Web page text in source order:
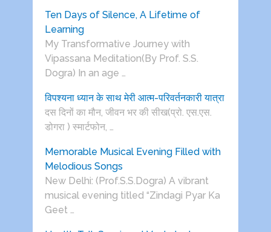
Ten Days of Silence, A Lifetime of
Learning
My Transformative Journey with
Vipassana Meditation(By Prof. S.S.
Dogra) In an age …
विपश्यना ध्यान के साथ मेरी आत्म-परिवर्तनकारी यात्रा
दस दिनों का मौन, जीवन भर की सीख(प्रो. एस.एस.
डोगरा ) स्मार्टफोन, …
Memorable Musical Evening Filled with
Melodious Songs
New Delhi: (Prof.S.S.Dogra) A vibrant
musical evening titled “Zindagi Pyar Ka
Geet …